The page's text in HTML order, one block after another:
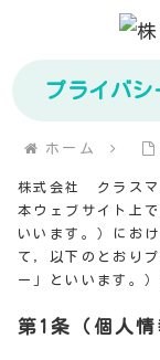
プライバシ
ホーム
株式会社 クラスマ
本ウェブサイト上
いいます。）にお
て，以下のとおり
ー」といいます。
第1条（個人情